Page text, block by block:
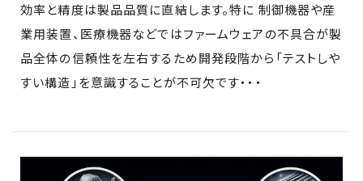
効率と精度は製品品質に直結します。特に 制御機器や産
業用装置、医療機器などではファームウェアの不具合が製
品全体の信頼性を左右するため開発段階から「テストしや
すい構造」を意識することが不可欠です・・・